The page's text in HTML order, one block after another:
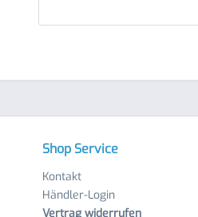
Shop Service
Kontakt
Händler-Login
Vertrag widerrufen